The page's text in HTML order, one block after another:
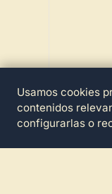
Usamos cookies
contenidos
configurarlas o